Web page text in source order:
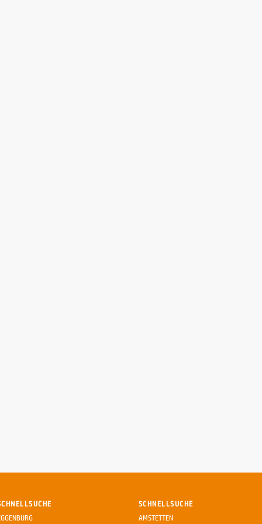
SCHNELLSUCHE
AMSTETTEN